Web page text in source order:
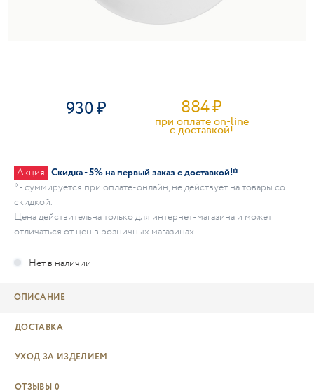
930 884₽
при оплате on-line
c доставкой!
Акция Скидка - 5% на первый заказ с доставкой!*
* - суммируется при оплате-онлайн, не действует на товары со
скидкой.
Цена действительна только для интернет-магазина и может
отличаться от цен в розничных магазинах
ОПИСАНИЕ
ДОСТАВКА
УХОД ЗА ИЗДЕЛИЕМ
ОТЗЫВЫ 0